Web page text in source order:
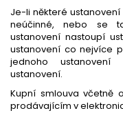
Je-li některé
neúčinné, nebo se
ustanovení nastoupí
ustanovení co nejvíce
jednoho
ustanovení.
Kupní smlouva včetně
prodávajícím v